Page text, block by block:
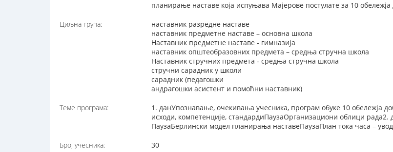
планирање наставе која испуњава Мајерове постулате за 10 обележја
Циљна група:
наставник разредне наставе
наставник предметне наставе – основна школа
Наставник предметне наставе - гимназија
наставник општеобразовних предмета – средња стручна школа
Наставник стручних предмета - средња стручна школа
стручни сарадник у школи
сарадник (педагошки
андрагошки асистент и помоћни наставник)
Теме програма:
1. данУпознавање, очекивања учесника, програм обуке 10 обележја
исходи, компетенције, стандардиПаузаОрганизациони облици
ПаузаБерлински модел планирања наставеПаузаПлан тока часа –
Број учесника: 30